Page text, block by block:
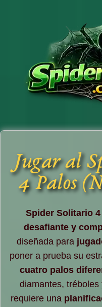
Jugar al
4 Palos
Spider Solitario
desafiante y
diseñada para
poner a prueba su
cuatro palos
diamantes,
requiere una